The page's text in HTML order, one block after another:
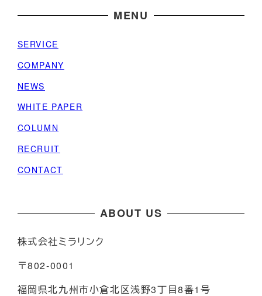
MENU
SERVICE
COMPANY
NEWS
WHITE PAPER
COLUMN
RECRUIT
CONTACT
ABOUT US
株式会社ミラリンク
〒802-0001
福岡県北九州市小倉北区浅野3丁目8番1号